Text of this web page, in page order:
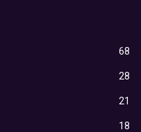
68
28
21
18